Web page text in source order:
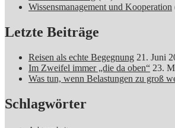
Wissensmanagement und Kooperation
Letzte Beiträge
Reisen als echte Begegnung 21. Juni
Im Zweifel immer „die da oben“ 23.
Was tun, wenn Belastungen zu groß
Schlagwörter